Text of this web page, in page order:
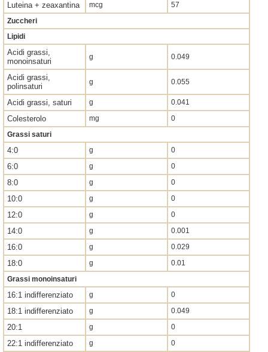
Luteina + zeaxantina mcg
57
Zuccheri
Lipidi
Acidi grassi,
monoinsaturi
g 0.049
Acidi grassi,
polinsaturi
g 0.055
Acidi grassi, saturi g 0.041
Colesterolo mg
0
Grassi saturi
4:0 g 0
6:0 g 0
8:0 g 0
10:0 g 0
12:0 g 0
14:0 g 0.001
16:0 g 0.029
18:0 g
0.01
Grassi monoinsaturi
16:1 indifferenziato g 0
18:1 indifferenziato g 0.049
20:1 g 0
22:1 indifferenziato g 0